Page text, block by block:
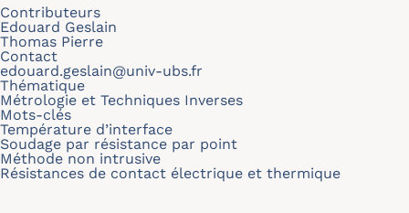
Contributeurs
Edouard Geslain
Thomas Pierre
Contact
edouard.geslain@univ-ubs.fr
Thématique
Métrologie et Techniques Inverses
Mots-clés
Température d’interface
Soudage par résistance par point
Méthode non intrusive
Résistances de contact électrique et thermique